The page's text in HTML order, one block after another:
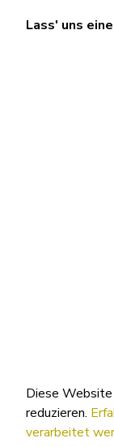
Lass' uns
Diese
reduzieren.
verarbeitet